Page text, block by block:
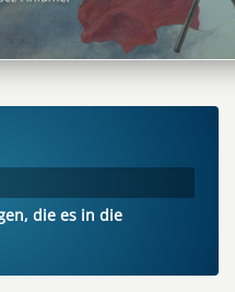
die es in die